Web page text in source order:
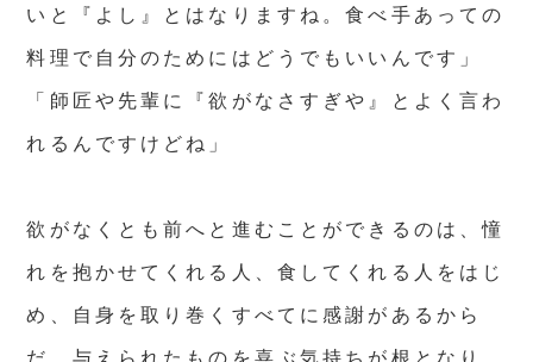
いと『よし』とはなりますね。食べ手あっての
料理で自分のためにはどうでもいいんです」
「師匠や先輩に『欲がなさすぎや』とよく言わ
れるんですけどね」
欲がなくとも前へと進むことができるのは、憧
れを抱かせてくれる人、食してくれる人をはじ
め、自身を取り巻くすべてに感謝があるから
だ。与えられたものを喜ぶ気持ちが根となり、